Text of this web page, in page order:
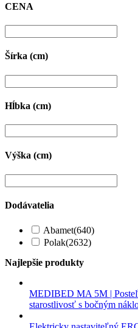
CENA
Šírka (cm)
Hĺbka (cm)
Výška (cm)
Dodávatelia
Abamet(640)
Polak(2632)
Najlepšie produkty
MEDIBED MA 5M |
starostlivosť s bočným